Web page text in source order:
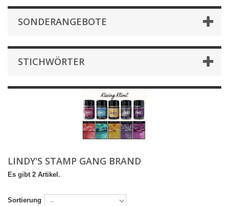
SONDERANGEBOTE
STICHWÖRTER
LINDY'S STAMP GANG BRAND
Es gibt 2 Artikel.
Sortierung